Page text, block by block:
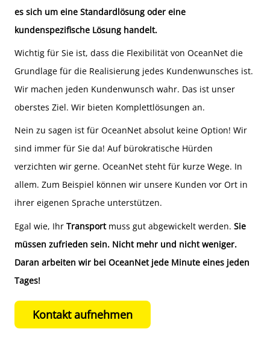
es sich um eine Standardlösung oder eine
kundenspezifische Lösung handelt.
Wichtig für Sie ist, dass die Flexibilität von OceanNet die
Grundlage für die Realisierung jedes Kundenwunsches ist.
Wir machen jeden Kundenwunsch wahr. Das ist unser
oberstes Ziel. Wir bieten Komplettlösungen an.
Nein zu sagen ist für OceanNet absolut keine Option! Wir
sind immer für Sie da! Auf bürokratische Hürden
verzichten wir gerne. OceanNet steht für kurze Wege. In
allem. Zum Beispiel können wir unsere Kunden vor Ort in
ihrer eigenen Sprache unterstützen.
Egal wie, Ihr Transportmuss gut abgewickelt werden. Sie
müssen zufrieden sein. Nicht mehr und nicht weniger.
Daran arbeiten wir bei OceanNet jede Minute eines jeden
Tages!
Kontakt aufnehmen